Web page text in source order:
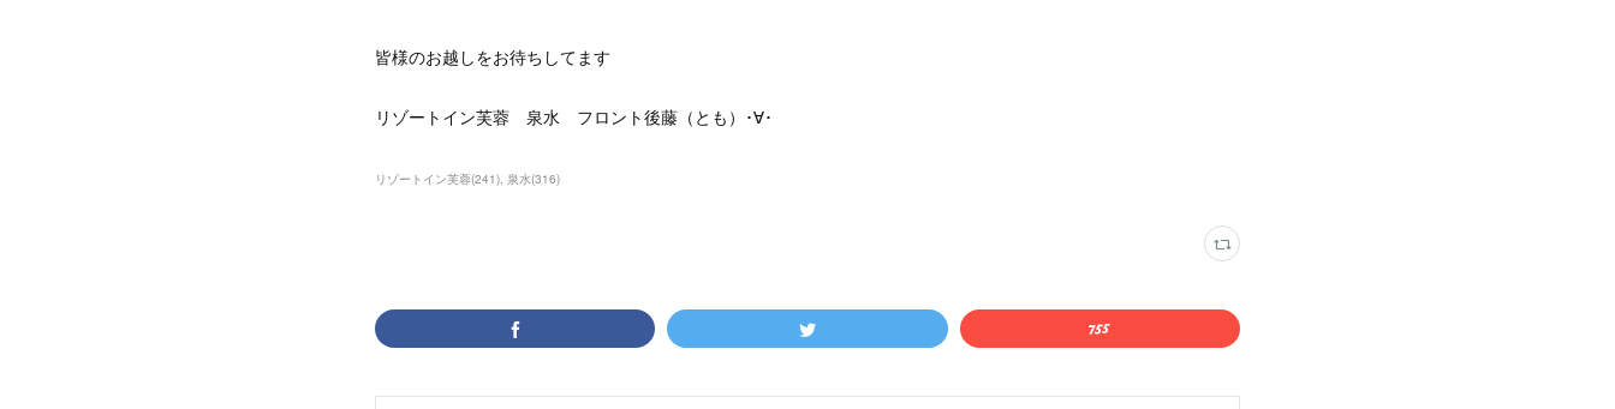
皆様のお越しをお待ちしてます
リゾートイン芙蓉 泉水 フロント後藤（とも）･∀･
リゾートイン芙蓉(241) 泉水(316)